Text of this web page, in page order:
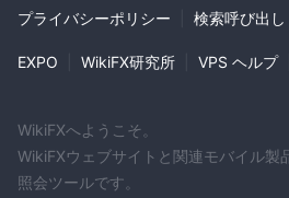
プライバシーポリシー 検索呼び出し
EXPO WikiFX研究所 VPS ヘルプ
WikiFXへようこそ。
WikiFXウェブサイトと関連モバイル製
照会ツールです。